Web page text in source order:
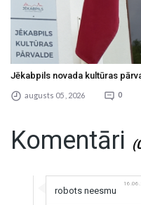
Jēkabpils novada kultūras
augusts 05 , 2026 0
Komentāri
robots neesmu